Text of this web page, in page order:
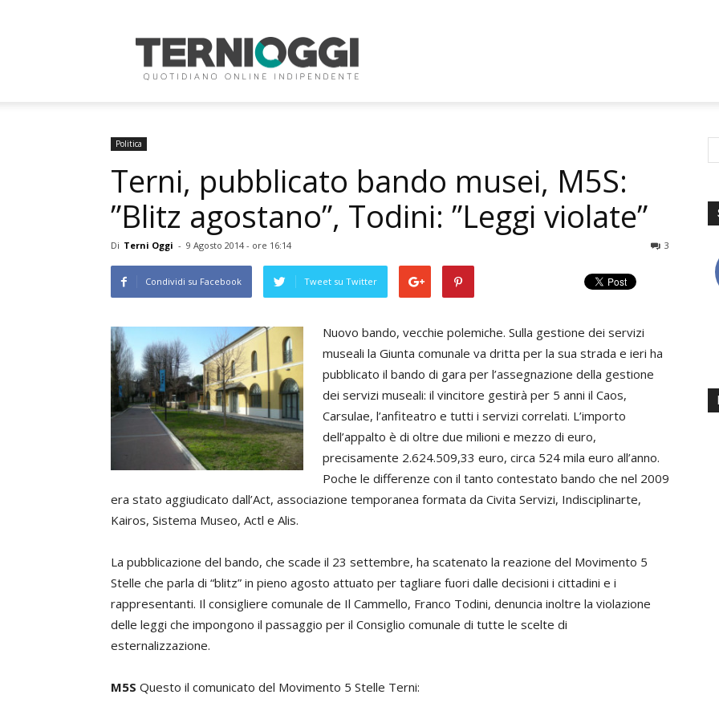
Oggi
Politica
Terni, pubblicato bando musei, M5S:
”Blitz agostano”, Todini: ”Leggi violate”
Di Terni Oggi - 9 Agosto 2014 - ore 16:14 3
Condividi su Facebook Tweet su Twitter
Nuovo bando, vecchie polemiche. Sulla gestione dei servizi
museali la Giunta comunale va dritta per la sua strada e ieri ha
pubblicato il bando di gara per l’assegnazione della gestione
dei servizi museali: il vincitore gestirà per 5 anni il Caos,
Carsulae, l’anfiteatro e tutti i servizi correlati. L’importo
dell’appalto è di oltre due milioni e mezzo di euro,
precisamente 2.624.509,33 euro, circa 524 mila euro all’anno.
Poche le differenze con il tanto contestato bando che nel 2009
era stato aggiudicato dall’Act, associazione temporanea formata da Civita Servizi, Indisciplinarte,
Kairos, Sistema Museo, Actl e Alis.
La pubblicazione del bando, che scade il 23 settembre, ha scatenato la reazione del Movimento 5
Stelle che parla di “blitz” in pieno agosto attuato per tagliare fuori dalle decisioni i cittadini e i
rappresentanti. Il consigliere comunale de Il Cammello, Franco Todini, denuncia inoltre la violazione
delle leggi che impongono il passaggio per il Consiglio comunale di tutte le scelte di
esternalizzazione.
M5S Questo il comunicato del Movimento 5 Stelle Terni: